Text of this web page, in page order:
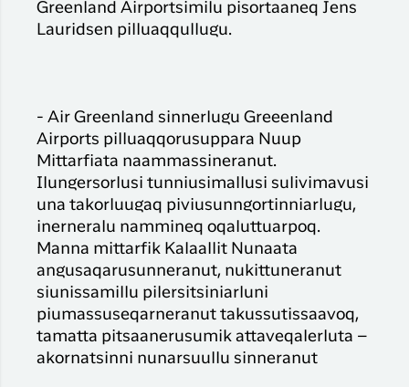
Greenland Airportsimilu pisortaaneq Jens
Lauridsen pilluaqqullugu.
- Air Greenland sinnerlugu Greeenland
Airports pilluaqqorusuppara Nuup
Mittarfiata naammassineranut.
Ilungersorlusi tunniusimallusi sulivimavusi
una takorluugaq piviusunngortinniarlugu,
inerneralu nammineq oqaluttuarpoq.
Manna mittarfik Kalaallit Nunaata
angusaqarusunneranut, nukittuneranut
siunissamillu pilersitsiniarluni
piumassuseqarneranut takussutissaavoq,
tamatta pitsaanerusumik attaveqalerluta –
akornatsinni nunarsuullu sinneranut